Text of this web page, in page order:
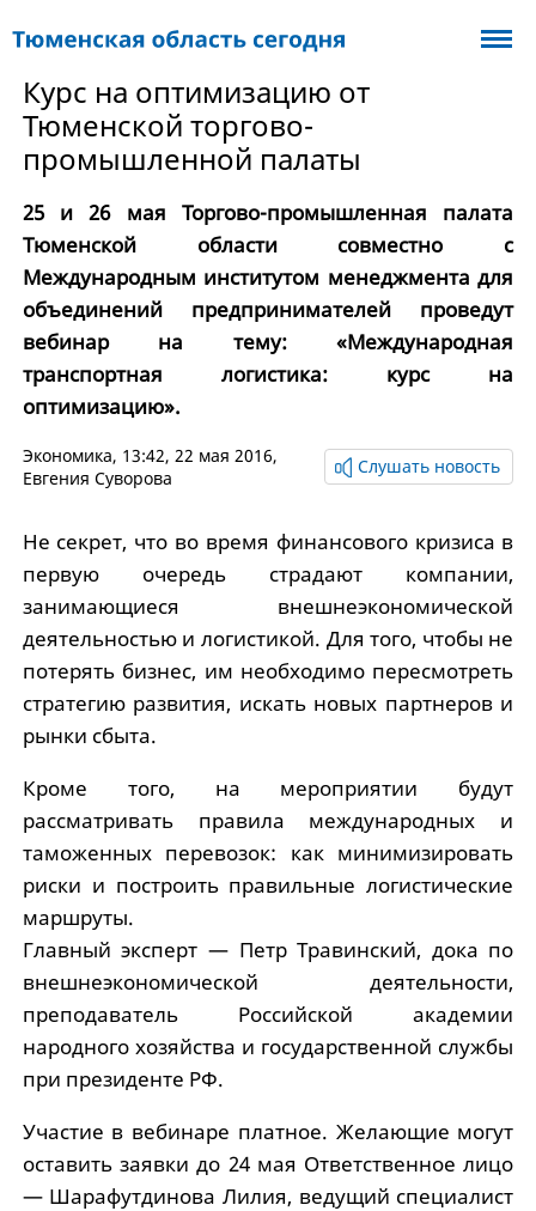
Курс на оптимизацию от
Тюменской торгово-
промышленной палаты
25 и 26 мая Торгово-промышленная палата
Тюменской области совместно с
Международным институтом менеджмента для
объединений предпринимателей проведут
вебинар на тему: «Международная
транспортная логистика: курс на
оптимизацию».
Экономика, 13:42, 22 мая 2016,
Евгения Суворова
Слушать новость
Не секрет, что во время финансового кризиса в
первую очередь страдают компании,
занимающиеся внешнеэкономической
деятельностью и логистикой. Для того, чтобы не
потерять бизнес, им необходимо пересмотреть
стратегию развития, искать новых партнеров и
рынки сбыта.
Кроме того, на мероприятии будут
рассматривать правила международных и
таможенных перевозок: как минимизировать
риски и построить правильные логистические
маршруты.
Главный эксперт — Петр Травинский, дока по
внешнеэкономической деятельности,
преподаватель Российской академии
народного хозяйства и государственной службы
при президенте РФ.
Участие в вебинаре платное. Желающие могут
оставить заявки до 24 мая Ответственное лицо
— Шарафутдинова Лилия, ведущий специалист